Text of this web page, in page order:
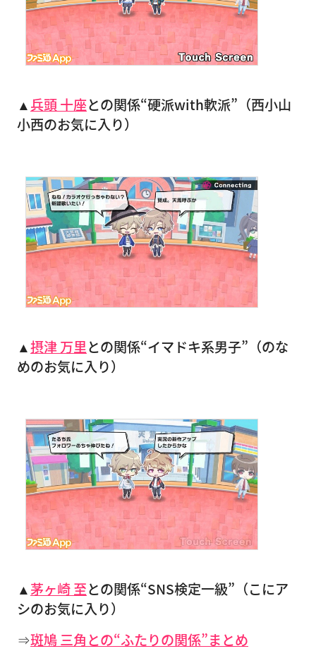
▲兵頭 十座との関係“硬派with軟派”（西小山
小西のお気に入り）
▲摂津 万里との関係“イマドキ系男子”（のな
めのお気に入り）
▲茅ヶ崎 至との関係“SNS検定一級”（こにア
シのお気に入り）
⇒斑鳩 三角との“ふたりの関係”まとめ